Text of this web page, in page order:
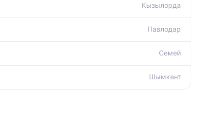
Кызылорда
Павлодар
Семей
Шымкент